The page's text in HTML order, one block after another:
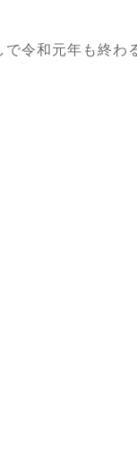
令和元年も終わ